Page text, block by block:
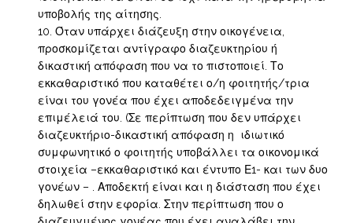
υποβολής της αίτησης.
Όταν υπάρχει διάζευξη στην οικογένεια,
προσκομίζεται αντίγραφο διαζευκτηρίου ή
δικαστική απόφαση που να το πιστοποιεί. Το
εκκαθαριστικό που καταθέτει ο/η φοιτητής/τρια
είναι του γονέα που έχει αποδεδειγμένα την
επιμέλειά του. (Σε περίπτωση που δεν υπάρχει
διαζευκτήριο-δικαστική απόφαση η ιδιωτικό
συμφωνητικό ο φοιτητής υποβάλλει τα οικονομικά
στοιχεία –εκκαθαριστικό και έντυπο Ε1- και των δυο
γονέων – . Αποδεκτή είναι και η διάσταση που έχει
δηλωθεί στην εφορία. Στην περίπτωση που ο